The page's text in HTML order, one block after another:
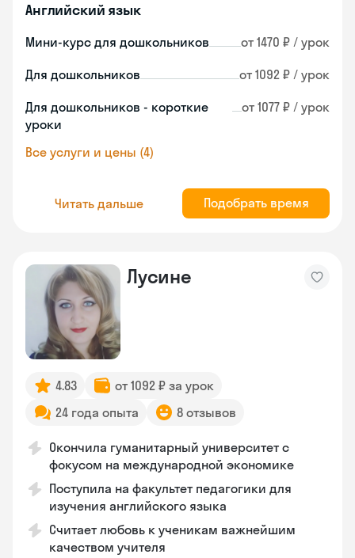
Английский язык
Мини-курс для дошкольников от 1470 ₽ / урок
Для дошкольников от 1092 ₽ / урок
Для дошкольников - короткие
уроки
от 1077 ₽ / урок
Все услуги и цены (4)
Читать дальше Подобрать время
Лусине
4.83
от 1092 ₽ за урок
24 года опыта
8 отзывов
Окончила гуманитарный университет с
фокусом на международной экономике
Поступила на факультет педагогики для
изучения английского языка
Считает любовь к ученикам важнейшим
качеством учителя